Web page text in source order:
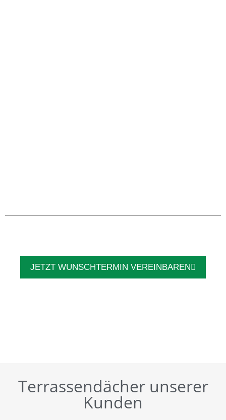
JETZT WUNSCHTERMIN VEREINBAREN
Terrassendächer unserer
Kunden